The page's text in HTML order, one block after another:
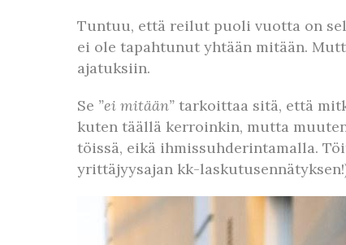
Tuntuu, että reilut puoli vuotta on
ei ole tapahtunut yhtään mitään.
ajatuksiin.
Se ”ei mitään” tarkoittaa sitä, että
kuten täällä kerroinkin, mutta
töissä, eikä ihmissuhderintamalla.
yrittäjyysajan kk-